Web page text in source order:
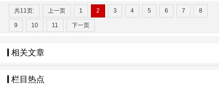
共11页: 上一页 1 2 3 4 5 6 7 8
9 10 11 下一页
相关文章
栏目热点